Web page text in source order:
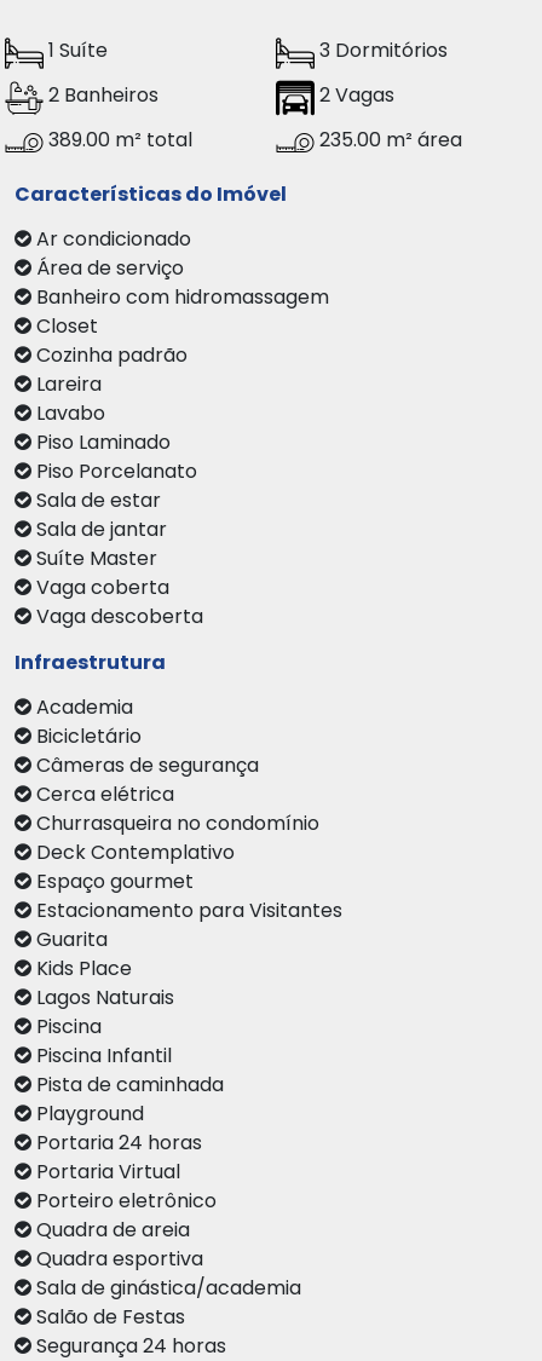
1 Suíte
3 Dormitórios
2 Banheiros
2 Vagas
389.00 m² total
235.00 m² área
Características do Imóvel
Ar condicionado
Área de serviço
Banheiro com hidromassagem
Closet
Cozinha padrão
Lareira
Lavabo
Piso Laminado
Piso Porcelanato
Sala de estar
Sala de jantar
Suíte Master
Vaga coberta
Vaga descoberta
Infraestrutura
Academia
Bicicletário
Câmeras de segurança
Cerca elétrica
Churrasqueira no condomínio
Deck Contemplativo
Espaço gourmet
Estacionamento para Visitantes
Guarita
Kids Place
Lagos Naturais
Piscina
Piscina Infantil
Pista de caminhada
Playground
Portaria 24 horas
Portaria Virtual
Porteiro eletrônico
Quadra de areia
Quadra esportiva
Sala de ginástica/academia
Salão de Festas
Segurança 24 horas